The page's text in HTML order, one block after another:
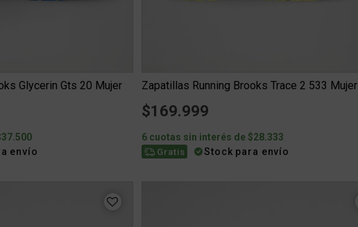
Glycerin Gts 20 Mujer
envío
Zapatillas Running Brooks Trace 2 533 Mujer
$169.999
6 cuotas sin interés de $28.333
Gratis Stock para envío